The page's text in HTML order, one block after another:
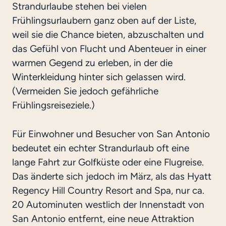
Strandurlaube stehen bei vielen
Frühlingsurlaubern ganz oben auf der Liste,
weil sie die Chance bieten, abzuschalten und
das Gefühl von Flucht und Abenteuer in einer
warmen Gegend zu erleben, in der die
Winterkleidung hinter sich gelassen wird.
(Vermeiden Sie jedoch gefährliche
Frühlingsreiseziele.)
Für Einwohner und Besucher von San Antonio
bedeutet ein echter Strandurlaub oft eine
lange Fahrt zur Golfküste oder eine Flugreise.
Das änderte sich jedoch im März, als das Hyatt
Regency Hill Country Resort and Spa, nur ca.
20 Autominuten westlich der Innenstadt von
San Antonio entfernt, eine neue Attraktion